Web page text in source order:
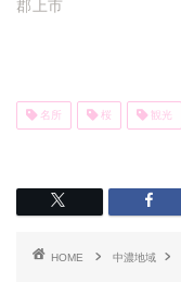
郡上市
名所 桜 観光
HOME 中濃地域